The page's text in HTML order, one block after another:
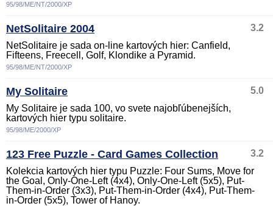
95/98/ME/NT/2000/XP
NetSolitaire 2004
3.2
NetSolitaire je sada on-line kartových hier: Canfield,
Fifteens, Freecell, Golf, Klondike a Pyramid.
95/98/ME/NT/2000/XP
My Solitaire
5.0
My Solitaire je sada 100, vo svete najobľúbenejších,
kartových hier typu solitaire.
95/98/ME/2000/XP
123 Free Puzzle - Card Games Collection
3.2
Kolekcia kartových hier typu Puzzle: Four Sums, Move for
the Goal, Only-One-Left (4x4), Only-One-Left (5x5), Put-
Them-in-Order (3x3), Put-Them-in-Order (4x4), Put-Them-
in-Order (5x5), Tower of Hanoy.